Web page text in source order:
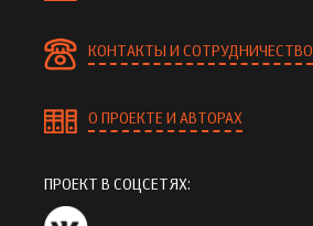
КОНТАКТЫ И СОТРУДНИЧЕСТВО
О ПРОЕКТЕ И АВТОРАХ
ПРОЕКТ В СОЦСЕТЯХ: